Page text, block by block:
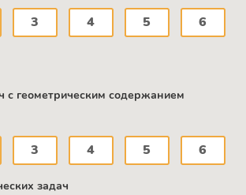
3 4 5 6
с геометрическим содержанием
3 4 5 6
задач